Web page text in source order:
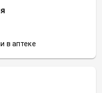
в аптеке